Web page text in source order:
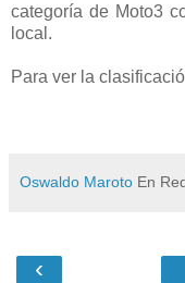
categoría de Moto3
local.
Para ver la
Oswaldo Maroto En
‹